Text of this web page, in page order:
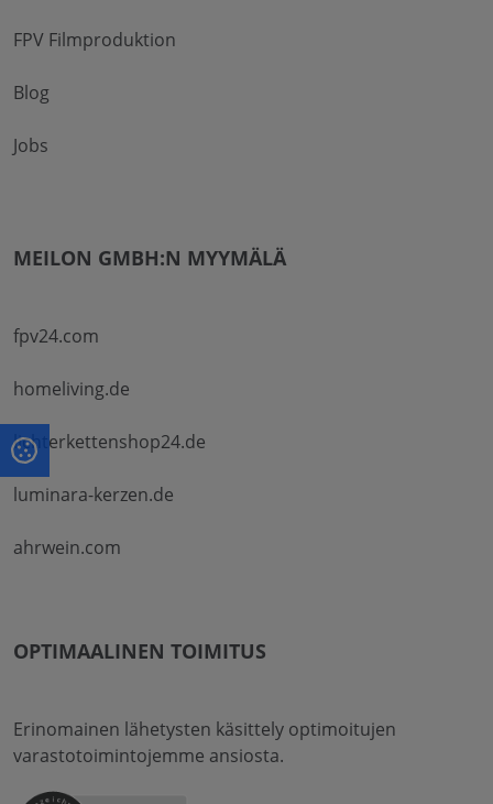
FPV Filmproduktion
Blog
Jobs
MEILON GMBH:N MYYMÄLÄ
fpv24.com
homeliving.de
lichterkettenshop24.de
luminara-kerzen.de
ahrwein.com
OPTIMAALINEN TOIMITUS
Erinomainen lähetysten käsittely optimoitujen
varastotoimintojemme ansiosta.